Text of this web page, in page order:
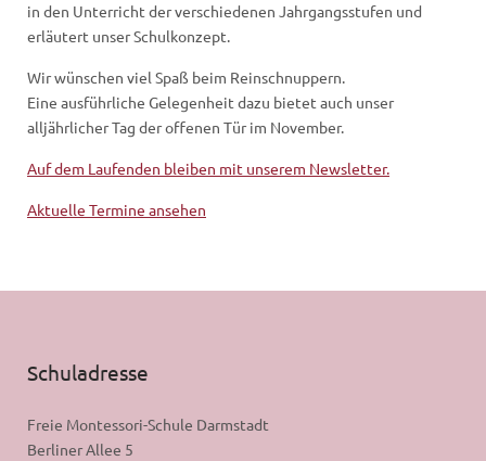
in den Unterricht der verschiedenen Jahrgangsstufen und
erläutert unser Schulkonzept.
Wir wünschen viel Spaß beim Reinschnuppern.
Eine ausführliche Gelegenheit dazu bietet auch unser
alljährlicher Tag der offenen Tür im November.
Auf dem Laufenden bleiben mit unserem Newsletter.
Aktuelle Termine ansehen
Schuladresse
Freie Montessori-Schule Darmstadt
Berliner Allee 5